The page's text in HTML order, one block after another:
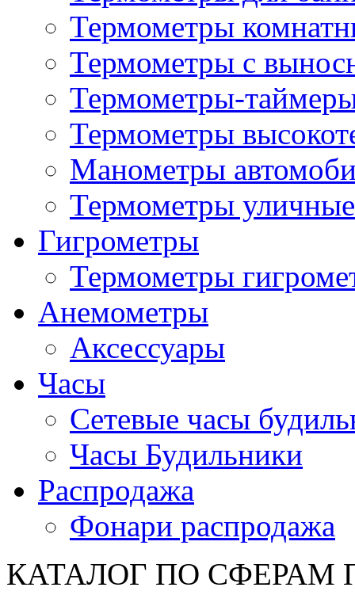
Термометры
Термометры с
Термометры-
Термометры
Манометры
Термометры уличные
Гигрометры
Термометры
Анемометры
Аксессуары
Часы
Сетевые часы
Часы Будильники
Распродажа
Фонари распродажа
КАТАЛОГ ПО СФЕРАМ